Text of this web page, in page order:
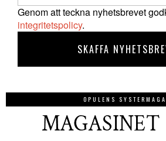
Genom att teckna nyhetsbrevet
integritetspolicy.
OPULENS